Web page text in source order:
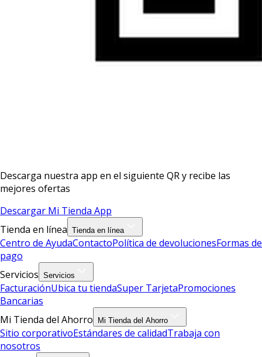
Descarga nuestra app en el siguiente QR y recibe las
mejores ofertas
Descargar Mi Tienda App
Tienda en línea Tienda en línea
Centro de AyudaContactoPolítica de devolucionesFormas de
pago
Servicios Servicios
FacturaciónUbica tu tiendaSuper TarjetaPromociones
Bancarias
Mi Tienda del Ahorro
Mi Tienda del Ahorro
Sitio corporativoEstándares de calidadTrabaja con
nosotros